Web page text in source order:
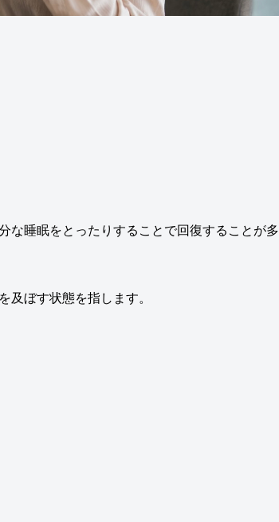
な睡眠をとったりすることで回復することが多
及ぼす状態を指します。